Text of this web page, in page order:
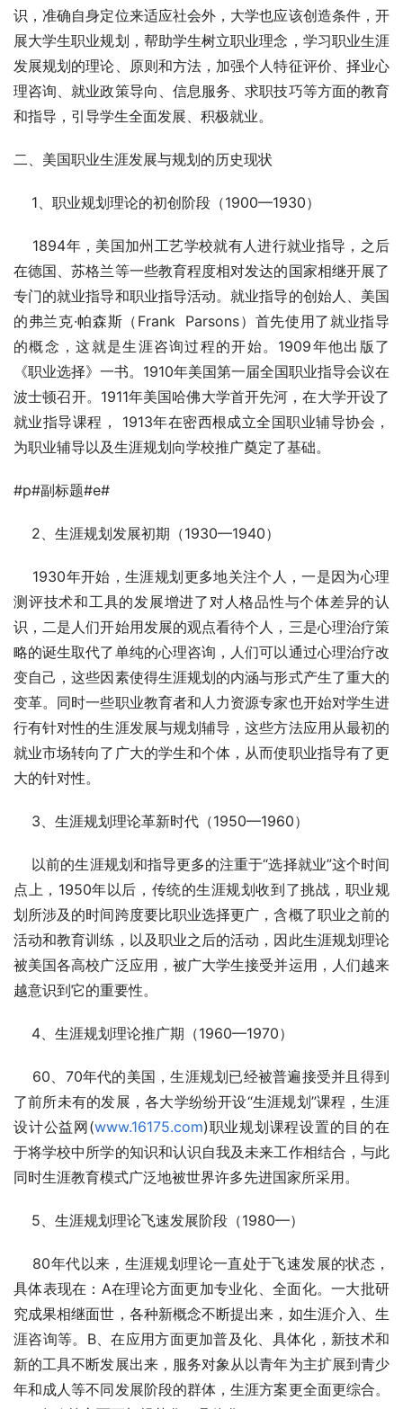
识，准确自身定位来适应社会外，大学也应该创造条件，开
展大学生职业规划，帮助学生树立职业理念，学习职业生涯
发展规划的理论、原则和方法，加强个人特征评价、择业心
理咨询、就业政策导向、信息服务、求职技巧等方面的教育
和指导，引导学生全面发展、积极就业。
二、美国职业生涯发展与规划的历史现状
1、职业规划理论的初创阶段（1900—1930）
1894年，美国加州工艺学校就有人进行就业指导，之后
在德国、苏格兰等一些教育程度相对发达的国家相继开展了
专门的就业指导和职业指导活动。就业指导的创始人、美国
的弗兰克·帕森斯（Frank  Parsons）首先使用了就业指导
的概念，这就是生涯咨询过程的开始。1909年他出版了
《职业选择》一书。1910年美国第一届全国职业指导会议在
波士顿召开。1911年美国哈佛大学首开先河，在大学开设了
就业指导课程， 1913年在密西根成立全国职业辅导协会，
为职业辅导以及生涯规划向学校推广奠定了基础。
#p#副标题#e#
2、生涯规划发展初期（1930—1940）
1930年开始，生涯规划更多地关注个人，一是因为心理
测评技术和工具的发展增进了对人格品性与个体差异的认
识，二是人们开始用发展的观点看待个人，三是心理治疗策
略的诞生取代了单纯的心理咨询，人们可以通过心理治疗改
变自己，这些因素使得生涯规划的内涵与形式产生了重大的
变革。同时一些职业教育者和人力资源专家也开始对学生进
行有针对性的生涯发展与规划辅导，这些方法应用从最初的
就业市场转向了广大的学生和个体，从而使职业指导有了更
大的针对性。
3、生涯规划理论革新时代（1950—1960）
以前的生涯规划和指导更多的注重于“选择就业”这个时间
点上，1950年以后，传统的生涯规划收到了挑战，职业规
划所涉及的时间跨度要比职业选择更广，含概了职业之前的
活动和教育训练，以及职业之后的活动，因此生涯规划理论
被美国各高校广泛应用，被广大学生接受并运用，人们越来
越意识到它的重要性。
4、生涯规划理论推广期（1960—1970）
60、70年代的美国，生涯规划已经被普遍接受并且得到
了前所未有的发展，各大学纷纷开设“生涯规划”课程，生涯
设计公益网(www.16175.com)职业规划课程设置的目的在
于将学校中所学的知识和认识自我及未来工作相结合，与此
同时生涯教育模式广泛地被世界许多先进国家所采用。
5、生涯规划理论飞速发展阶段（1980—）
80年代以来，生涯规划理论一直处于飞速发展的状态，
具体表现在：A在理论方面更加专业化、全面化。一大批研
究成果相继面世，各种新概念不断提出来，如生涯介入、生
涯咨询等。B、在应用方面更加普及化、具体化，新技术和
新的工具不断发展出来，服务对象从以青年为主扩展到青少
年和成人等不同发展阶段的群体，生涯方案更全面更综合。